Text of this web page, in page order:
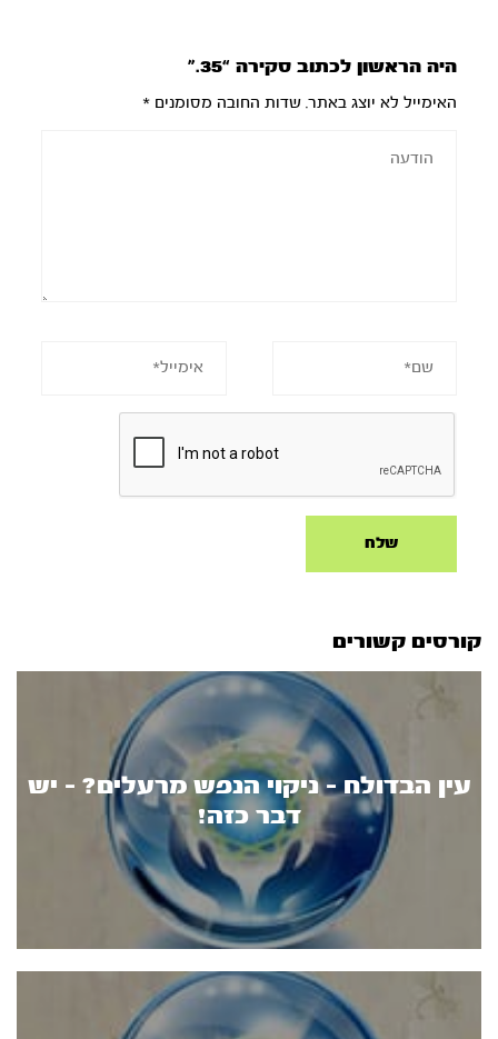
היה הראשון לכתוב סקירה “35.”
האימייל לא יוצג באתר. שדות החובה מסומנים*
קורסים קשורים
עין הבדולח - ניקוי הנפש מרעלים? - יש
דבר כזה!